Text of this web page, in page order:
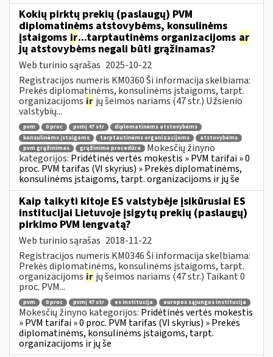
Kokių pirktų prekių (paslaugų) PVM
diplomatinėms atstovybėms, konsulinėms
įstaigoms ir...tarptautinėms organizacijoms ar
jų atstovybėms negali būti grąžinamas?
Web turinio sąrašas 2025-10-22
Registracijos numeris KM0360 Ši informacija skelbiama:
Prekės diplomatinėms, konsulinėms įstaigoms, tarpt.
organizacijoms ir jų šeimos nariams (47 str.) Užsienio
valstybių...
pvm 0 proc pvmį 47 str
diplomatinėms atstovybėms
konsulinėms įstaigoms
tarptautinėms organizacijoms
atstovybėms
pvm grąžinimas
grąžinimo procedūra
Mokesčių žinyno
kategorijos: Pridėtinės vertės mokestis » PVM tarifai » 0
proc. PVM tarifas (VI skyrius) » Prekės diplomatinėms,
konsulinėms įstaigoms, tarpt. organizacijoms ir jų še
Kaip taikyti kitoje ES valstybėje įsikūrusiai ES
institucijai Lietuvoje įsigytų prekių (paslaugų)
pirkimo PVM lengvatą?
Web turinio sąrašas 2018-11-22
Registracijos numeris KM0346 Ši informacija skelbiama:
Prekės diplomatinėms, konsulinėms įstaigoms, tarpt.
organizacijoms ir jų šeimos nariams (47 str.) Taikant 0
proc. PVM...
pvm 0 proc pvmį 47 str es institucija europos sąjungos institucija
Mokesčių žinyno kategorijos: Pridėtinės vertės mokestis
» PVM tarifai » 0 proc. PVM tarifas (VI skyrius) » Prekės
diplomatinėms, konsulinėms įstaigoms, tarpt.
organizacijoms ir jų še